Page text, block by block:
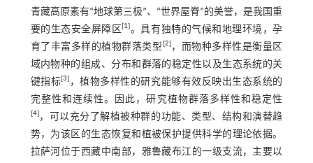
青藏高原素有“地球第三极”、“世界屋脊”的美誉，是我国重
要的生态安全屏障区[1]。具有独特的气候和地理环境，孕
育了丰富多样的植物群落类型 [2]，而物种多样性是衡量区
域内物种的组成、分布和群落的稳定性以及生态系统的关
键指标[3] ，植物多样性的研究能够有效反映出生态系统的
完整性和连续性。因此，研究植物群落多样性和稳定性
[4]，可以充分了解植被种群的功能、类型、结构和演替趋
势，为该区的生态恢复和植被保护提供科学的理论依据。
拉萨河位于西藏中南部，雅鲁藏布江的一级支流，主要以